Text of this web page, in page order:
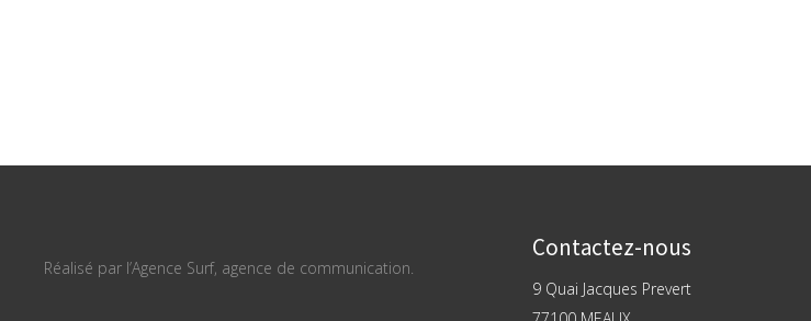
Réalisé par l’Agence Surf, agence de communication.
Contactez-nous
9 Quai Jacques Prevert